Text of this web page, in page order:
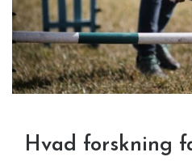
Hvad forskning